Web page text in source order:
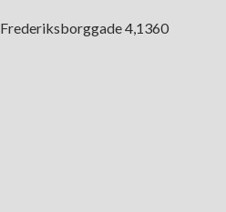
Frederiksborggade 4,1360